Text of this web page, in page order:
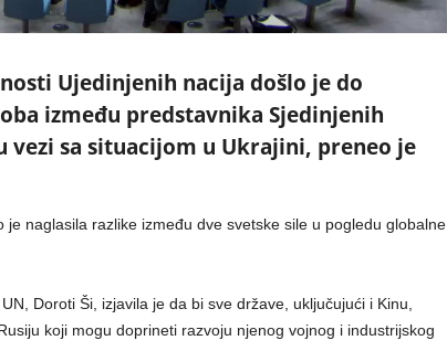
Ujedinjenih nacija došlo je do
između predstavnika Sjedinjenih
vezi sa situacijom u Ukrajini, preneo je
naglasila razlike između dve svetske sile u pogledu globalne
Doroti Ši, izjavila je da bi sve države, uključujući i Kinu,
koji mogu doprineti razvoju njenog vojnog i industrijskog